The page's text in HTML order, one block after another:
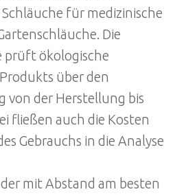
für medizinische
Die
prüft ökologische
über den
von der Herstellung bis
fließen auch die Kosten
Gebrauchs in die Analyse
mit Abstand am besten